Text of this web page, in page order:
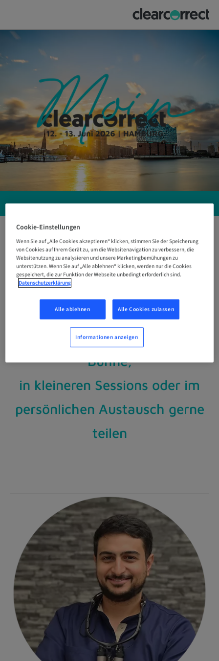
UNSERE
SPEAKER
Folgende Expert*innen werden
ihr Wissen auf der großen
Bühne,
in kleineren Sessions oder im
persönlichen Austausch gerne
teilen
Cookie-Einstellungen
Wenn Sie auf „Alle Cookies akzeptieren“ klicken, stimmen Sie der Speicherung
von Cookies auf Ihrem Gerät zu, um die Websitenavigation zu verbessern, die
Websitenutzung zu analysieren und unsere Marketingbemühungen zu
unterstützen. Wenn Sie auf „Alle ablehnen“ klicken, werden nur die Cookies
gespeichert, die zur Funktion der Webseite unbedingt erforderlich sind.
Datenschutzerklärung
Alle ablehnen Alle Cookies zulassen
Informationen anzeigen